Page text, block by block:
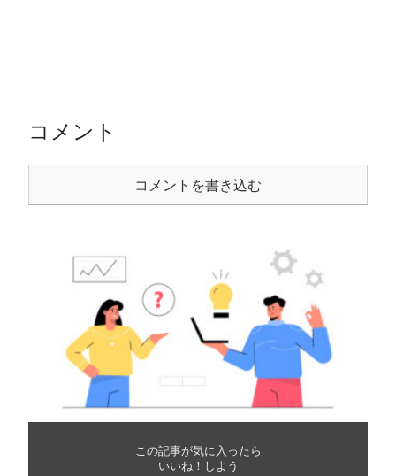
コメント
コメントを書き込む
この記事が気に入ったら
いいね！しよう